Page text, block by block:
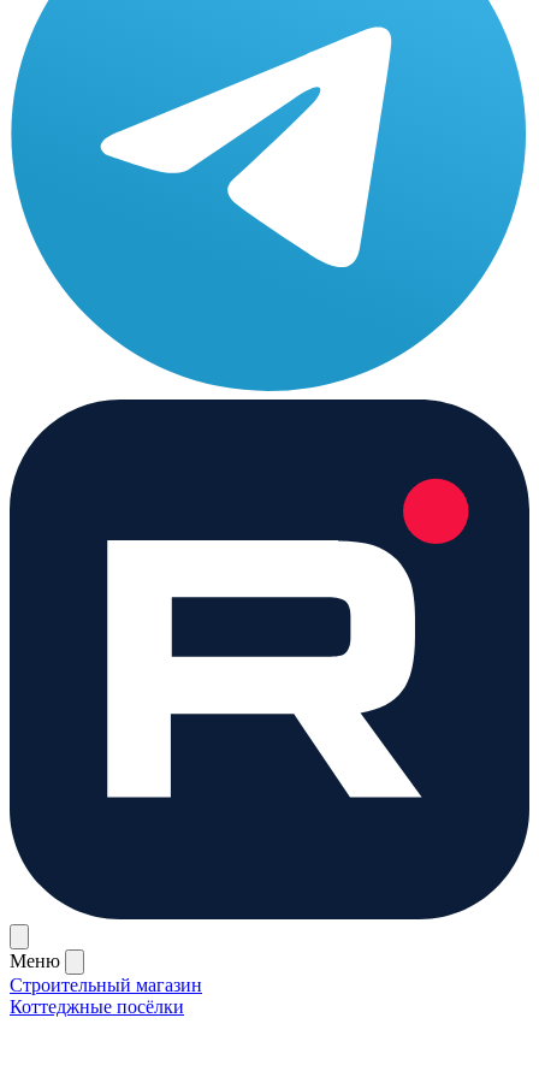
Меню
Строительный магазин
Коттеджные посёлки